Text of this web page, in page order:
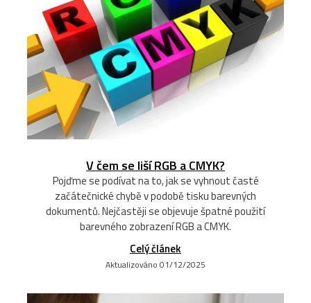
V čem se liší RGB a CMYK?
Pojďme se podívat na to, jak se vyhnout časté
začátečnické chybě v podobě tisku barevných
dokumentů. Nejčastěji se objevuje špatné použití
barevného zobrazení RGB a CMYK.
Celý článek
Aktualizováno 01/12/2025